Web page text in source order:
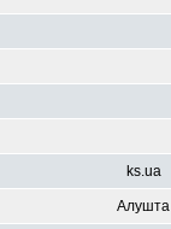
ks.ua
Алушта